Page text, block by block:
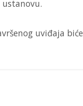
uviđaja biće